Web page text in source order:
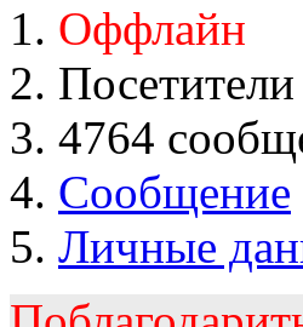
Оффлайн
Посетители
4764
Сообщение
Личные